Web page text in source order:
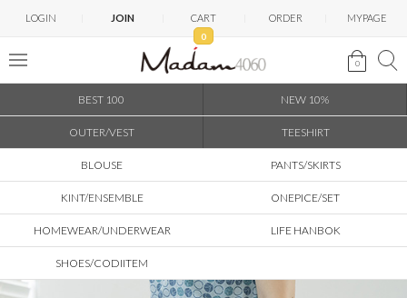
LOGIN JOIN CART
0
ORDER MYPAGE
0
BEST 100 NEW 10%
OUTER/VEST TEESHIRT
BLOUSE PANTS/SKIRTS
KINT/ENSEMBLE ONEPICE/SET
HOMEWEAR/UNDERWEAR LIFE HANBOK
SHOES/CODIITEM